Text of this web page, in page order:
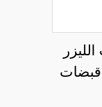
قبضات